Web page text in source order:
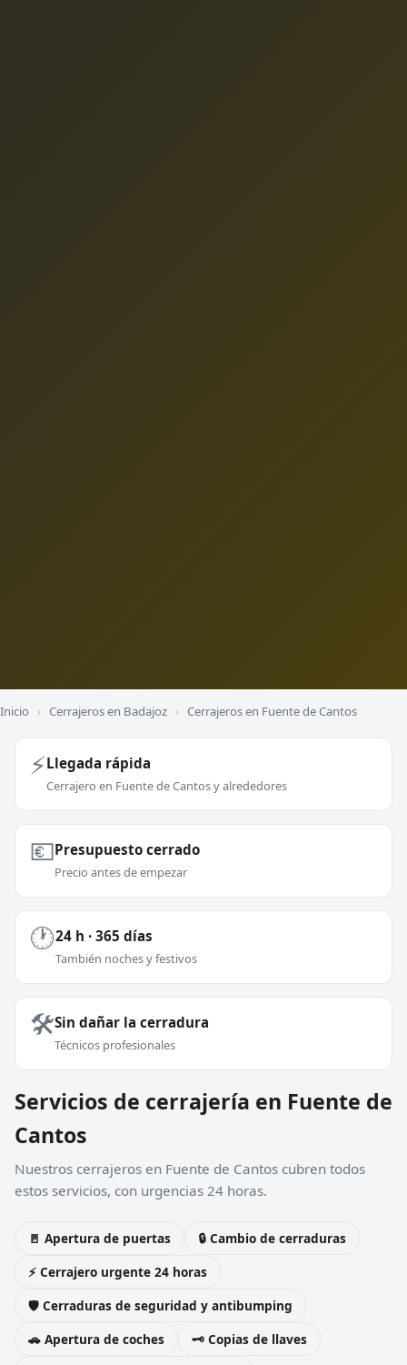
Inicio › Cerrajeros en Badajoz › Cerrajeros en Fuente de Cantos
⚡Llegada rápida
Cerrajero en Fuente de Cantos y alrededores
💶Presupuesto cerrado
Precio antes de empezar
🕐24 h · 365 días
También noches y festivos
🛠️Sin dañar la cerradura
Técnicos profesionales
Servicios de cerrajería en Fuente de
Cantos
Nuestros cerrajeros en Fuente de Cantos cubren todos
estos servicios, con urgencias 24 horas.
🚪 Apertura de puertas
🔒 Cambio de cerraduras
⚡ Cerrajero urgente 24 horas
🛡️ Cerraduras de seguridad y antibumping
🚗 Apertura de coches
🗝️ Copias de llaves